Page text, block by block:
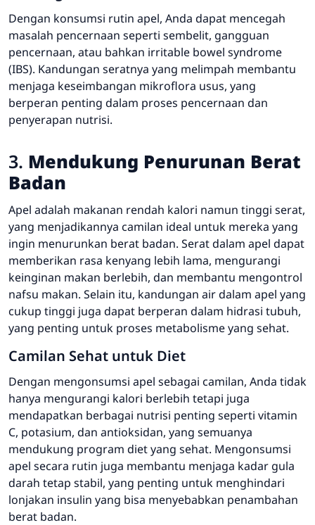
Dengan konsumsi rutin apel, Anda dapat mencegah
masalah pencernaan seperti sembelit, gangguan
pencernaan, atau bahkan irritable bowel syndrome
(IBS). Kandungan seratnya yang melimpah membantu
menjaga keseimbangan mikroflora usus, yang
berperan penting dalam proses pencernaan dan
penyerapan nutrisi.
3. Mendukung Penurunan Berat
Badan
Apel adalah makanan rendah kalori namun tinggi serat,
yang menjadikannya camilan ideal untuk mereka yang
ingin menurunkan berat badan. Serat dalam apel dapat
memberikan rasa kenyang lebih lama, mengurangi
keinginan makan berlebih, dan membantu mengontrol
nafsu makan. Selain itu, kandungan air dalam apel yang
cukup tinggi juga dapat berperan dalam hidrasi tubuh,
yang penting untuk proses metabolisme yang sehat.
Camilan Sehat untuk Diet
Dengan mengonsumsi apel sebagai camilan, Anda tidak
hanya mengurangi kalori berlebih tetapi juga
mendapatkan berbagai nutrisi penting seperti vitamin
C, potasium, dan antioksidan, yang semuanya
mendukung program diet yang sehat. Mengonsumsi
apel secara rutin juga membantu menjaga kadar gula
darah tetap stabil, yang penting untuk menghindari
lonjakan insulin yang bisa menyebabkan penambahan
berat badan.